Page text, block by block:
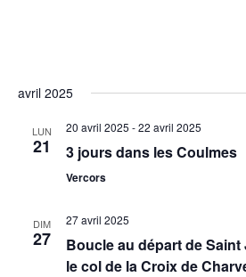
avril 2025
LUN
21
20 avril 2025 -22 avril 2025
3 jours dans les Coulmes
Vercors
DIM
27
27 avril 2025
Boucle au départ de Saint
le col de la Croix de